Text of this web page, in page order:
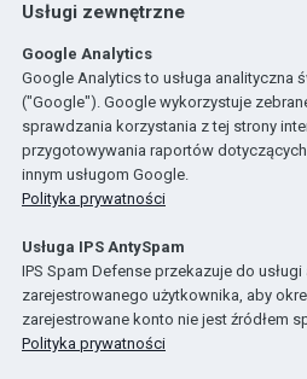
Usługi zewnętrzne
Google Analytics
Google Analytics to usługa analityczna
("Google"). Google wykorzystuje
sprawdzania korzystania z tej strony
przygotowywania raportów
innym usługom Google.
Polityka prywatności
Usługa IPS AntySpam
IPS Spam Defense przekazuje do
zarejestrowanego użytkownika, aby
zarejestrowane konto nie jest źródłem
Polityka prywatności